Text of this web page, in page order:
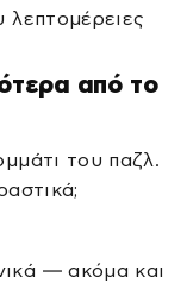
λεπτομέρειες
από το
του παζλ.
— ακόμα και